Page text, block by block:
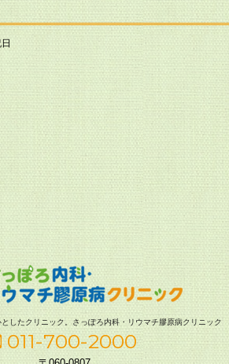
したクリニック。さっぽろ内科・リウマチ膠原病クリニック
011-700-2000